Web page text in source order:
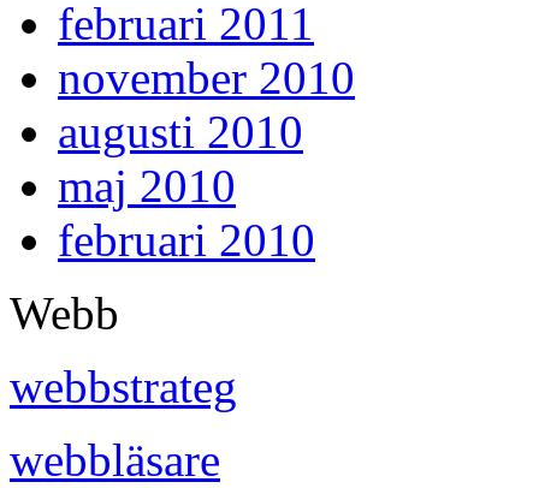
februari 2011
november 2010
augusti 2010
maj 2010
februari 2010
Webb
webbstrateg
webbläsare